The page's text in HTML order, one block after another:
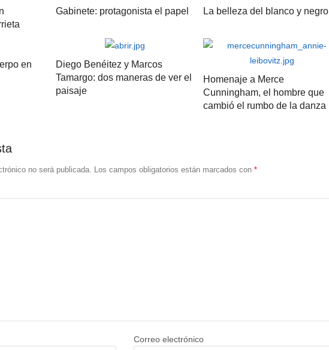
Gabinete: protagonista el papel La belleza del blanco y negro
en
Diego Benéitez y Marcos
Tamargo: dos maneras de ver el
paisaje
Homenaje a Merce
Cunningham, el hombre que
cambió el rumbo de la danza
no será publicada. Los campos obligatorios están marcados con *
Correo electrónico